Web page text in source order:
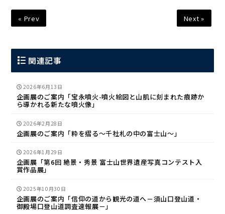
« Prev Next »
関連記事
2026年6月13日
企画展のご案内「宝永噴火-噴火絵図と山肌に刻まれた痕跡か
ら導かれる新たな噴火像」
2026年2月28日
企画展のご案内「粋を摺る～千社札の中の富士山～」
2026年1月29日
企画展「第6回 絶景・秀景 富士山世界遺産写真コンテスト入
賞作品展」
2025年10月30日
企画展のご案内「信仰の道から観光の道へ－須山口登山道・
御殿場口登山道調査速報展－」